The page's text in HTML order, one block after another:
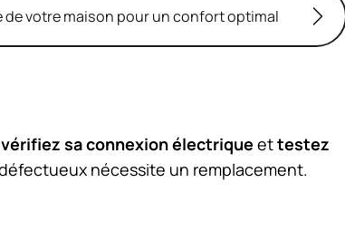
votre maison pour un confort optimal
vérifiez sa connexion électrique ettestez
nécessite un remplacement.